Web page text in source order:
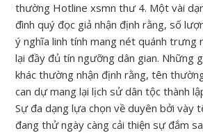
thường Hotline xsmn thư 4. Một vài
đình quý đọc giả nhận định rằng, số
ý nghĩa linh tính mang nét quánh trưng
lại đầy đủ tín ngưỡng dân gian. Những
khác thường nhận định rằng, tên
can dự mang lại lịch sử dân tộc thành
Sự đa dạng lựa chọn về duyên bởi vày
đang thử ngày càng cải thiện sự đắm